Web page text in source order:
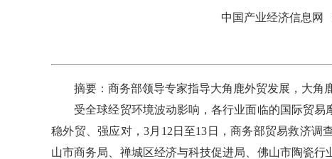
中国产业经济信息网
摘要：商务部领导专家指导大角鹿外贸发展，大角
受全球经贸环境波动影响，各行业面临的国际贸易
稳外贸、强应对，3月12日至13日，商务部贸易救济
山市商务局、禅城区经济与科技促进局、佛山市陶瓷